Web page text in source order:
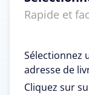
Rapide et
Sélectionnez
adresse de
Cliquez sur